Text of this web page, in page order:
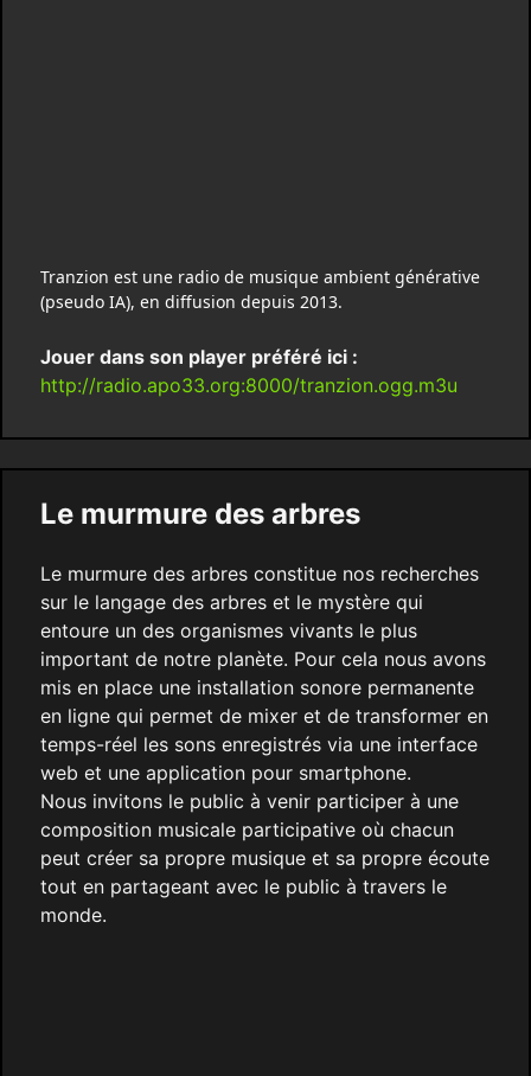
Tranzion est une radio de musique ambient générative
(pseudo IA), en diffusion depuis 2013.
Jouer dans son player préféré ici :
http://radio.apo33.org:8000/tranzion.ogg.m3u
Le murmure des arbres
Le murmure des arbres constitue nos recherches
sur le langage des arbres et le mystère qui
entoure un des organismes vivants le plus
important de notre planète. Pour cela nous avons
mis en place une installation sonore permanente
en ligne qui permet de mixer et de transformer en
temps-réel les sons enregistrés via une interface
web et une application pour smartphone.
Nous invitons le public à venir participer à une
composition musicale participative où chacun
peut créer sa propre musique et sa propre écoute
tout en partageant avec le public à travers le
monde.